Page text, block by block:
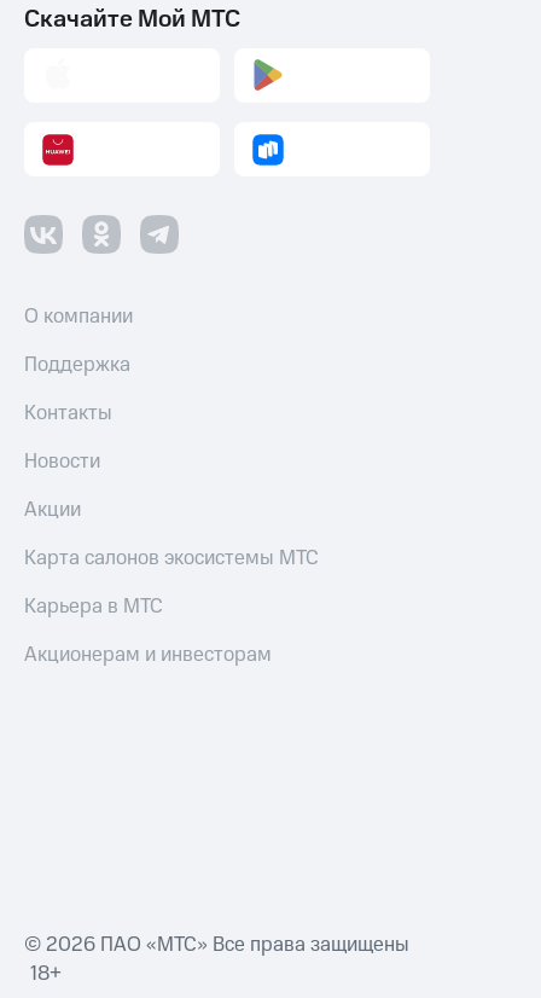
Скачайте Мой МТС
О компании
Поддержка
Контакты
Новости
Акции
Карта салонов экосистемы МТС
Карьера в МТС
Акционерам и инвесторам
© 2026 ПАО «МТС» Все права защищены
18+